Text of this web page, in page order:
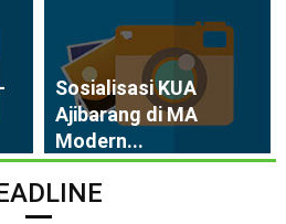
Sosialisasi KUA
Ajibarang di MA
Modern...